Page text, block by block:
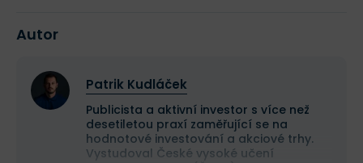
Autor
Patrik Kudláček
Publicista a aktivní investor s více než
desetiletou praxí zaměřující se na
hodnotové investování a akciové trhy.
Vystudoval České vysoké učení